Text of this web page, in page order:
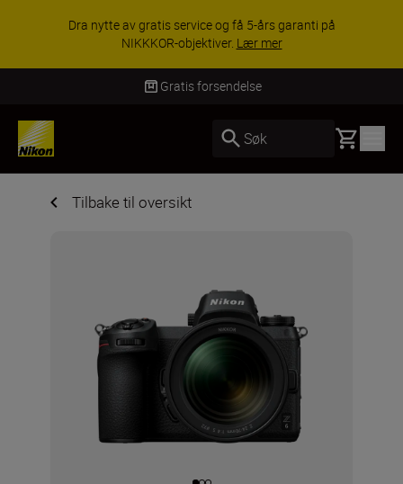
Dra nytte av gratis service og få 5-års garanti på
NIKKKOR-objektiver. Lær mer
Gratis forsendelse
Søk Basket
Tilbake til oversikt